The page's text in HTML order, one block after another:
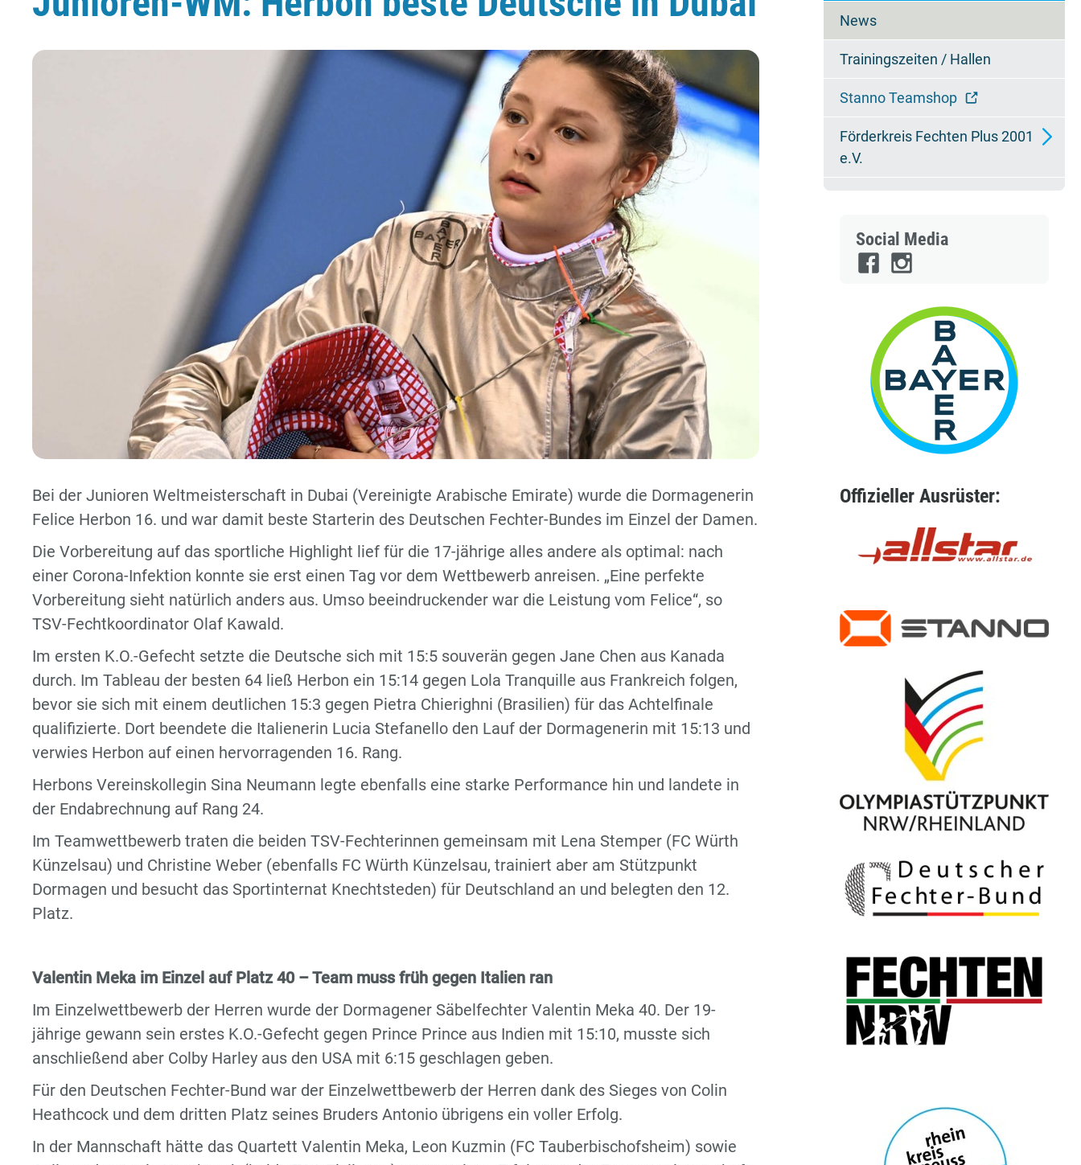
Bei der Junioren Weltmeisterschaft in Dubai (Vereinigte Arabische Emirate) wurde die Dormagenerin
Felice Herbon 16. und war damit beste Starterin des Deutschen Fechter-Bundes im Einzel der Damen.
Die Vorbereitung auf das sportliche Highlight lief für die 17-jährige alles andere als optimal: nach
einer Corona-Infektion konnte sie erst einen Tag vor dem Wettbewerb anreisen. „Eine perfekte
Vorbereitung sieht natürlich anders aus. Umso beeindruckender war die Leistung vom Felice“, so
TSV-Fechtkoordinator Olaf Kawald.
Im ersten K.O.-Gefecht setzte die Deutsche sich mit 15:5 souverän gegen Jane Chen aus Kanada
durch. Im Tableau der besten 64 ließ Herbon ein 15:14 gegen Lola Tranquille aus Frankreich folgen,
bevor sie sich mit einem deutlichen 15:3 gegen Pietra Chierighni (Brasilien) für das Achtelfinale
qualifizierte. Dort beendete die Italienerin Lucia Stefanello den Lauf der Dormagenerin mit 15:13 und
verwies Herbon auf einen hervorragenden 16. Rang.
Herbons Vereinskollegin Sina Neumann legte ebenfalls eine starke Performance hin und landete in
der Endabrechnung auf Rang 24.
Im Teamwettbewerb traten die beiden TSV-Fechterinnen gemeinsam mit Lena Stemper (FC Würth
Künzelsau) und Christine Weber (ebenfalls FC Würth Künzelsau, trainiert aber am Stützpunkt
Dormagen und besucht das Sportinternat Knechtsteden) für Deutschland an und belegten den 12.
Platz.
Valentin Meka im Einzel auf Platz 40 – Team muss früh gegen Italien ran
Im Einzelwettbewerb der Herren wurde der Dormagener Säbelfechter Valentin Meka 40. Der 19-
jährige gewann sein erstes K.O.-Gefecht gegen Prince Prince aus Indien mit 15:10, musste sich
anschließend aber Colby Harley aus den USA mit 6:15 geschlagen geben.
Für den Deutschen Fechter-Bund war der Einzelwettbewerb der Herren dank des Sieges von Colin
Heathcock und dem dritten Platz seines Bruders Antonio übrigens ein voller Erfolg.
In der Mannschaft hätte das Quartett Valentin Meka, Leon Kuzmin (FC Tauberbischofsheim) sowie
News
Trainingszeiten / Hallen
Stanno Teamshop
Förderkreis Fechten Plus 2001
e.V.
Ansprechpartner
Social Media
Offizieller Ausrüster: